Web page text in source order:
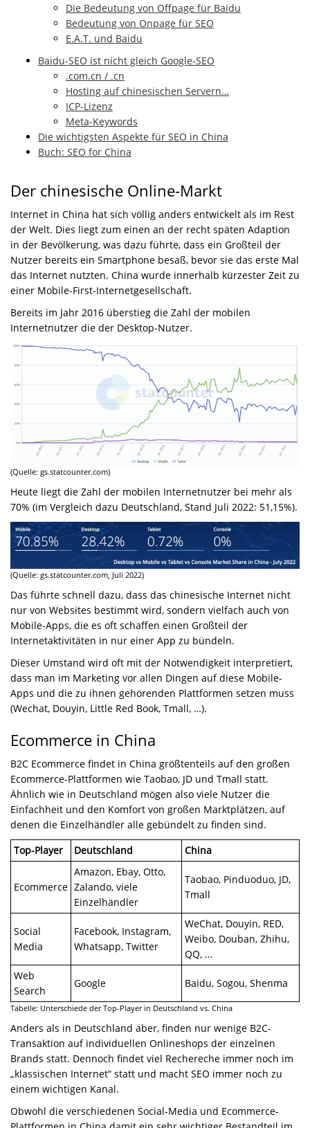
Die Bedeutung von Offpage für Baidu
Bedeutung von Onpage für SEO
E.A.T. und Baidu
Baidu-SEO ist nicht gleich Google-SEO
.com.cn / .cn
Hosting auf chinesischen Servern…
ICP-Lizenz
Meta-Keywords
Die wichtigsten Aspekte für SEO in China
Buch: SEO for China
Der chinesische Online-Markt
Internet in China hat sich völlig anders entwickelt als im Rest
der Welt. Dies liegt zum einen an der recht späten Adaption
in der Bevölkerung, was dazu führte, dass ein Großteil der
Nutzer bereits ein Smartphone besaß, bevor sie das erste Mal
das Internet nutzten. China wurde innerhalb kürzester Zeit zu
einer Mobile-First-Internetgesellschaft.
Bereits im Jahr 2016 überstieg die Zahl der mobilen
Internetnutzer die der Desktop-Nutzer.
(Quelle: gs.statcounter.com)
Heute liegt die Zahl der mobilen Internetnutzer bei mehr als
70% (im Vergleich dazu Deutschland, Stand Juli 2022: 51,15%).
(Quelle: gs.statcounter.com, Juli 2022)
Das führte schnell dazu, dass das chinesische Internet nicht
nur von Websites bestimmt wird, sondern vielfach auch von
Mobile-Apps, die es oft schaffen einen Großteil der
Internetaktivitäten in nur einer App zu bündeln.
Dieser Umstand wird oft mit der Notwendigkeit interpretiert,
dass man im Marketing vor allen Dingen auf diese Mobile-
Apps und die zu ihnen gehörenden Plattformen setzen muss
(Wechat, Douyin, Little Red Book, Tmall, …).
Ecommerce in China
B2C Ecommerce findet in China größtenteils auf den großen
Ecommerce-Plattformen wie Taobao, JD und Tmall statt.
Ähnlich wie in Deutschland mögen also viele Nutzer die
Einfachheit und den Komfort von großen Marktplätzen, auf
denen die Einzelhändler alle gebündelt zu finden sind.
Top-Player
Deutschland China
Ecommerce
Amazon, Ebay, Otto,
Zalando, viele
Einzelhändler
Taobao, Pinduoduo, JD,
Tmall
Social
Media
Facebook, Instagram,
Whatsapp, Twitter
WeChat, Douyin, RED,
Weibo, Douban, Zhihu,
QQ, …
Web
Search
Google Baidu, Sogou, Shenma
Tabelle: Unterschiede der Top-Player in Deutschland vs. China
Anders als in Deutschland aber, finden nur wenige B2C-
Transaktion auf individuellen Onlineshops der einzelnen
Brands statt. Dennoch findet viel Rechereche immer noch im
„klassischen Internet“ statt und macht SEO immer noch zu
einem wichtigen Kanal.
Obwohl die verschiedenen Social-Media und Ecommerce-